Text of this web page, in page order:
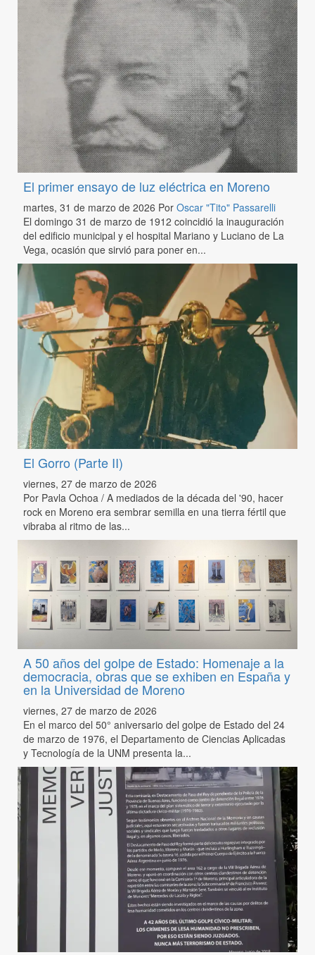
El primer ensayo de luz eléctrica en Moreno
martes, 31 de marzo de 2026 Por Oscar "Tito" Passarelli
El domingo 31 de marzo de 1912 coincidió la inauguración
del edificio municipal y el hospital Mariano y Luciano de La
Vega, ocasión que sirvió para poner en...
El Gorro (Parte II)
viernes, 27 de marzo de 2026
Por Pavla Ochoa / A mediados de la década del '90, hacer
rock en Moreno era sembrar semilla en una tierra fértil que
vibraba al ritmo de las...
A 50 años del golpe de Estado: Homenaje a la
democracia, obras que se exhiben en España y
en la Universidad de Moreno
viernes, 27 de marzo de 2026
En el marco del 50° aniversario del golpe de Estado del 24
de marzo de 1976, el Departamento de Ciencias Aplicadas
y Tecnología de la UNM presenta la...